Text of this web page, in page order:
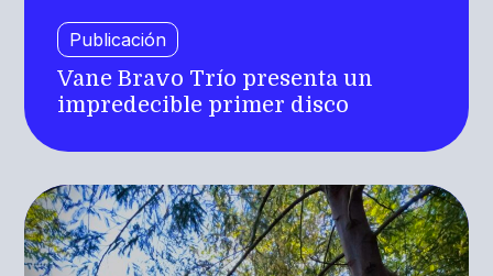
Publicación
Vane Bravo Trío presenta un
impredecible primer disco